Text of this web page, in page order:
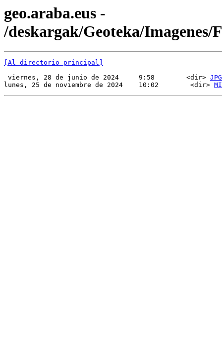
geo.araba.eus -
/deskargak/Geoteka/Imagenes/
[Al directorio principal]
viernes, 28 de junio de 2024     9:58        <dir> JPG
lunes, 25 de noviembre de 2024    10:02        <dir>